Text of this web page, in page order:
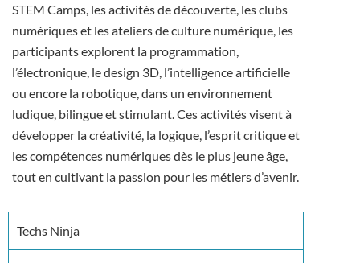
STEM Camps, les activités de découverte, les clubs
numériques et les ateliers de culture numérique, les
participants explorent la programmation,
l’électronique, le design 3D, l’intelligence artificielle
ou encore la robotique, dans un environnement
ludique, bilingue et stimulant. Ces activités visent à
développer la créativité, la logique, l’esprit critique et
les compétences numériques dès le plus jeune âge,
tout en cultivant la passion pour les métiers d’avenir.
Techs Ninja